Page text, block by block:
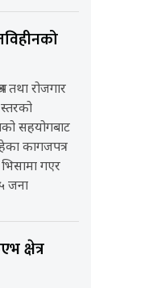
तथा रोजगार
स्तरको
सहयोगबाट
कागजपत्र
गएर
जना
क्षेत्र